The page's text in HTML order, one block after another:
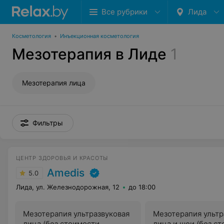
Все рубрики Лида
Косметология • Инъекционная косметология
Мезотерапия в Лиде 1
Мезотерапия лица
Фильтры
ЦЕНТР ЗДОРОВЬЯ И КРАСОТЫ
5.0 Amedis
Лида, ул. Железнодорожная, 12 до 18:00
Мезотерапия ультразвуковая
Мезотерапия